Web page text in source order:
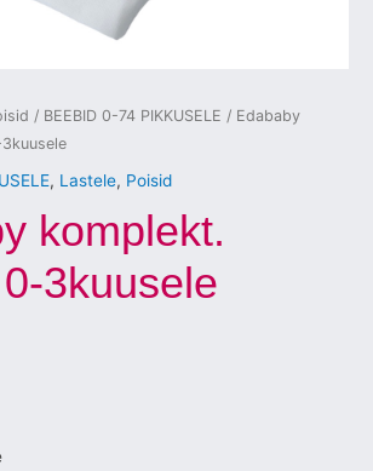
/ BEEBID 0-74 PIKKUSELE / Edababy
, Lastele, Poisid
komplekt.
3kuusele